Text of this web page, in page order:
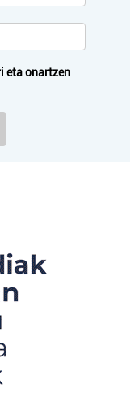
eta onartzen